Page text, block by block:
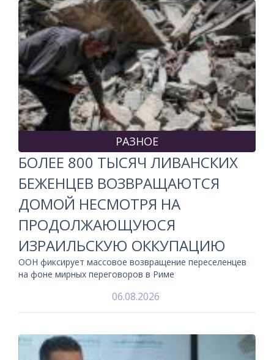
РАЗНОЕ
БОЛЕЕ 800 ТЫСЯЧ ЛИВАНСКИХ
БЕЖЕНЦЕВ ВОЗВРАЩАЮТСЯ
ДОМОЙ НЕСМОТРЯ НА
ПРОДОЛЖАЮЩУЮСЯ
ИЗРАИЛЬСКУЮ ОККУПАЦИЮ
ООН фиксирует массовое возвращение переселенцев
на фоне мирных переговоров в Риме
06.08.2026